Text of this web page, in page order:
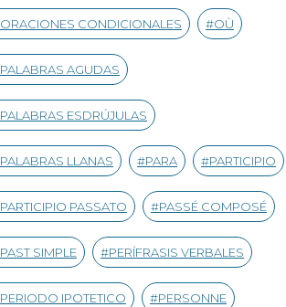
ORACIONES CONDICIONALES OÙ
PALABRAS AGUDAS
PALABRAS ESDRÚJULAS
PALABRAS LLANAS PARA PARTICIPIO
PARTICIPIO PASSATO PASSÉ COMPOSÉ
PAST SIMPLE PERÍFRASIS VERBALES
PERIODO IPOTETICO PERSONNE